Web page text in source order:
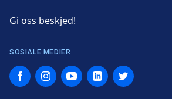
Gi oss beskjed!
SOSIALE MEDIER
FacebookInstagramYouTubeLinkedInTwitter